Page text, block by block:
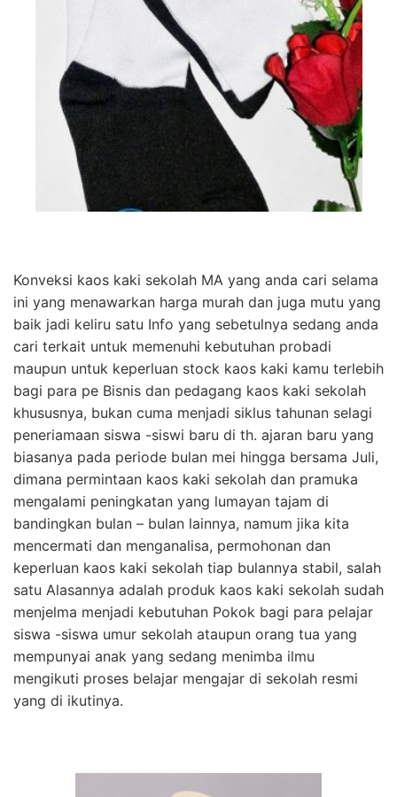
Konveksi kaos kaki sekolah MA yang anda cari selama
ini yang menawarkan harga murah dan juga mutu yang
baik jadi keliru satu Info yang sebetulnya sedang anda
cari terkait untuk memenuhi kebutuhan probadi
maupun untuk keperluan stock kaos kaki kamu terlebih
bagi para pe Bisnis dan pedagang kaos kaki sekolah
khususnya, bukan cuma menjadi siklus tahunan selagi
peneriamaan siswa -siswi baru di th. ajaran baru yang
biasanya pada periode bulan mei hingga bersama Juli,
dimana permintaan kaos kaki sekolah dan pramuka
mengalami peningkatan yang lumayan tajam di
bandingkan bulan – bulan lainnya, namum jika kita
mencermati dan menganalisa, permohonan dan
keperluan kaos kaki sekolah tiap bulannya stabil, salah
satu Alasannya adalah produk kaos kaki sekolah sudah
menjelma menjadi kebutuhan Pokok bagi para pelajar
siswa -siswa umur sekolah ataupun orang tua yang
mempunyai anak yang sedang menimba ilmu
mengikuti proses belajar mengajar di sekolah resmi
yang di ikutinya.